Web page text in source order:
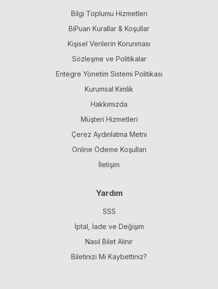
Bilgi Toplumu Hizmetleri
BiPuan Kurallar & Koşullar
Kişisel Verilerin Korunması
Sözleşme ve Politikalar
Entegre Yönetim Sistemi Politikası
Kurumsal Kimlik
Hakkımızda
Müşteri Hizmetleri
Çerez Aydınlatma Metni
Online Ödeme Koşulları
İletişim
Yardım
SSS
İptal, İade ve Değişim
Nasıl Bilet Alınır
Biletinizi Mi Kaybettiniz?